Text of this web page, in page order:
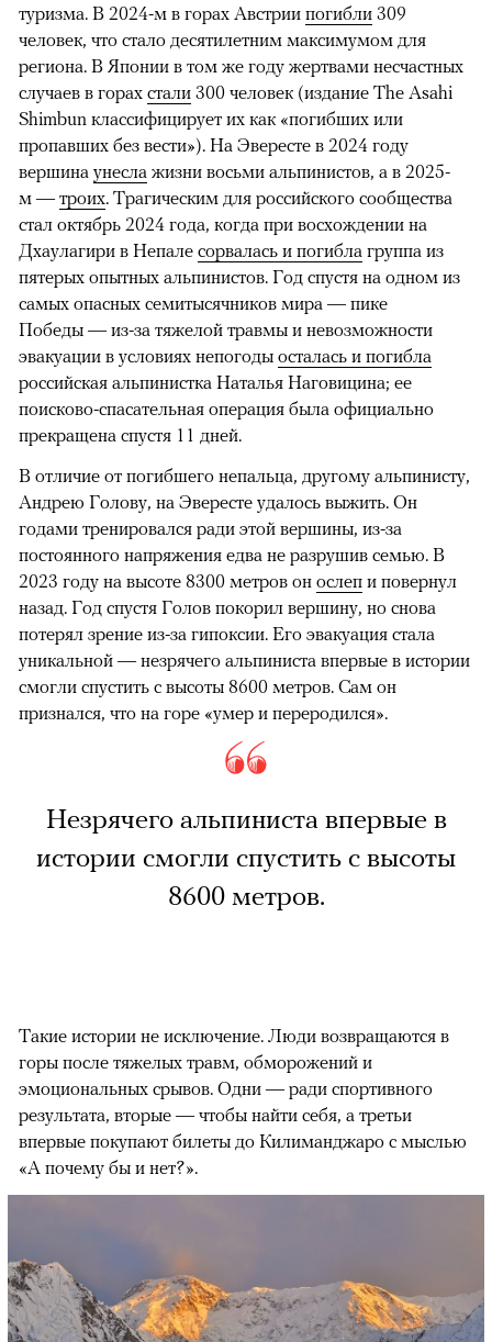
туризма. В 2024-м в горах Австрии погибли 309
человек, что стало десятилетним максимумом для
региона. В Японии в том же году жертвами несчастных
случаев в горах стали 300 человек (издание The Asahi
Shimbun классифицирует их как «погибших или
пропавших без вести»). На Эвересте в 2024 году
вершина унесла жизни восьми альпинистов, а в 2025-
м — троих. Трагическим для российского сообщества
стал октябрь 2024 года, когда при восхождении на
Дхаулагири в Непале сорвалась и погибла группа из
пятерых опытных альпинистов. Год спустя на одном из
самых опасных семитысячников мира — пике
Победы — из-за тяжелой травмы и невозможности
эвакуации в условиях непогоды осталась и погибла
российская альпинистка Наталья Наговицина; ее
поисково-спасательная операция была официально
прекращена спустя 11 дней.
В отличие от погибшего непальца, другому альпинисту,
Андрею Голову, на Эвересте удалось выжить. Он
годами тренировался ради этой вершины, из-за
постоянного напряжения едва не разрушив семью. В
2023 году на высоте 8300 метров он ослеп и повернул
назад. Год спустя Голов покорил вершину, но снова
потерял зрение из-за гипоксии. Его эвакуация стала
уникальной — незрячего альпиниста впервые в истории
смогли спустить с высоты 8600 метров. Сам он
признался, что на горе «умер и переродился».
Незрячего альпиниста впервые в
истории смогли спустить с высоты
8600 метров.
Такие истории не исключение. Люди возвращаются в
горы после тяжелых травм, обморожений и
эмоциональных срывов. Одни — ради спортивного
результата, вторые — чтобы найти себя, а третьи
впервые покупают билеты до Килиманджаро с мыслью
«А почему бы и нет?».